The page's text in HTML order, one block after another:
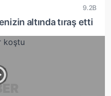
9.2B
altında tıraş etti